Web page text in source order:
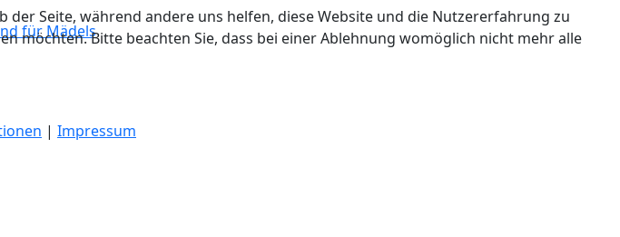
Seite, während andere uns helfen, diese Website und die Nutzererfahrung zu
möchten. Bitte beachten Sie, dass bei einer Ablehnung womöglich nicht mehr alle
| Impressum